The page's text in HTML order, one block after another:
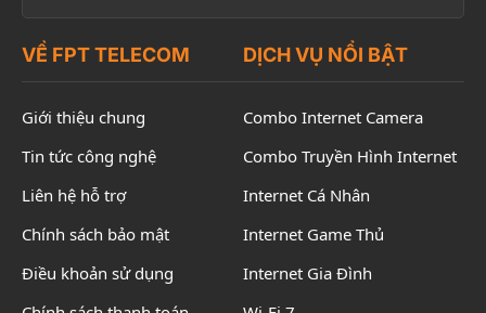
VỀ FPT TELECOM
Giới thiệu chung
Tin tức công nghệ
Liên hệ hỗ trợ
Chính sách bảo mật
Điều khoản sử dụng
DỊCH VỤ NỔI BẬT
Combo Internet Camera
Combo Truyền Hình Internet
Internet Cá Nhân
Internet Game Thủ
Internet Gia Đình